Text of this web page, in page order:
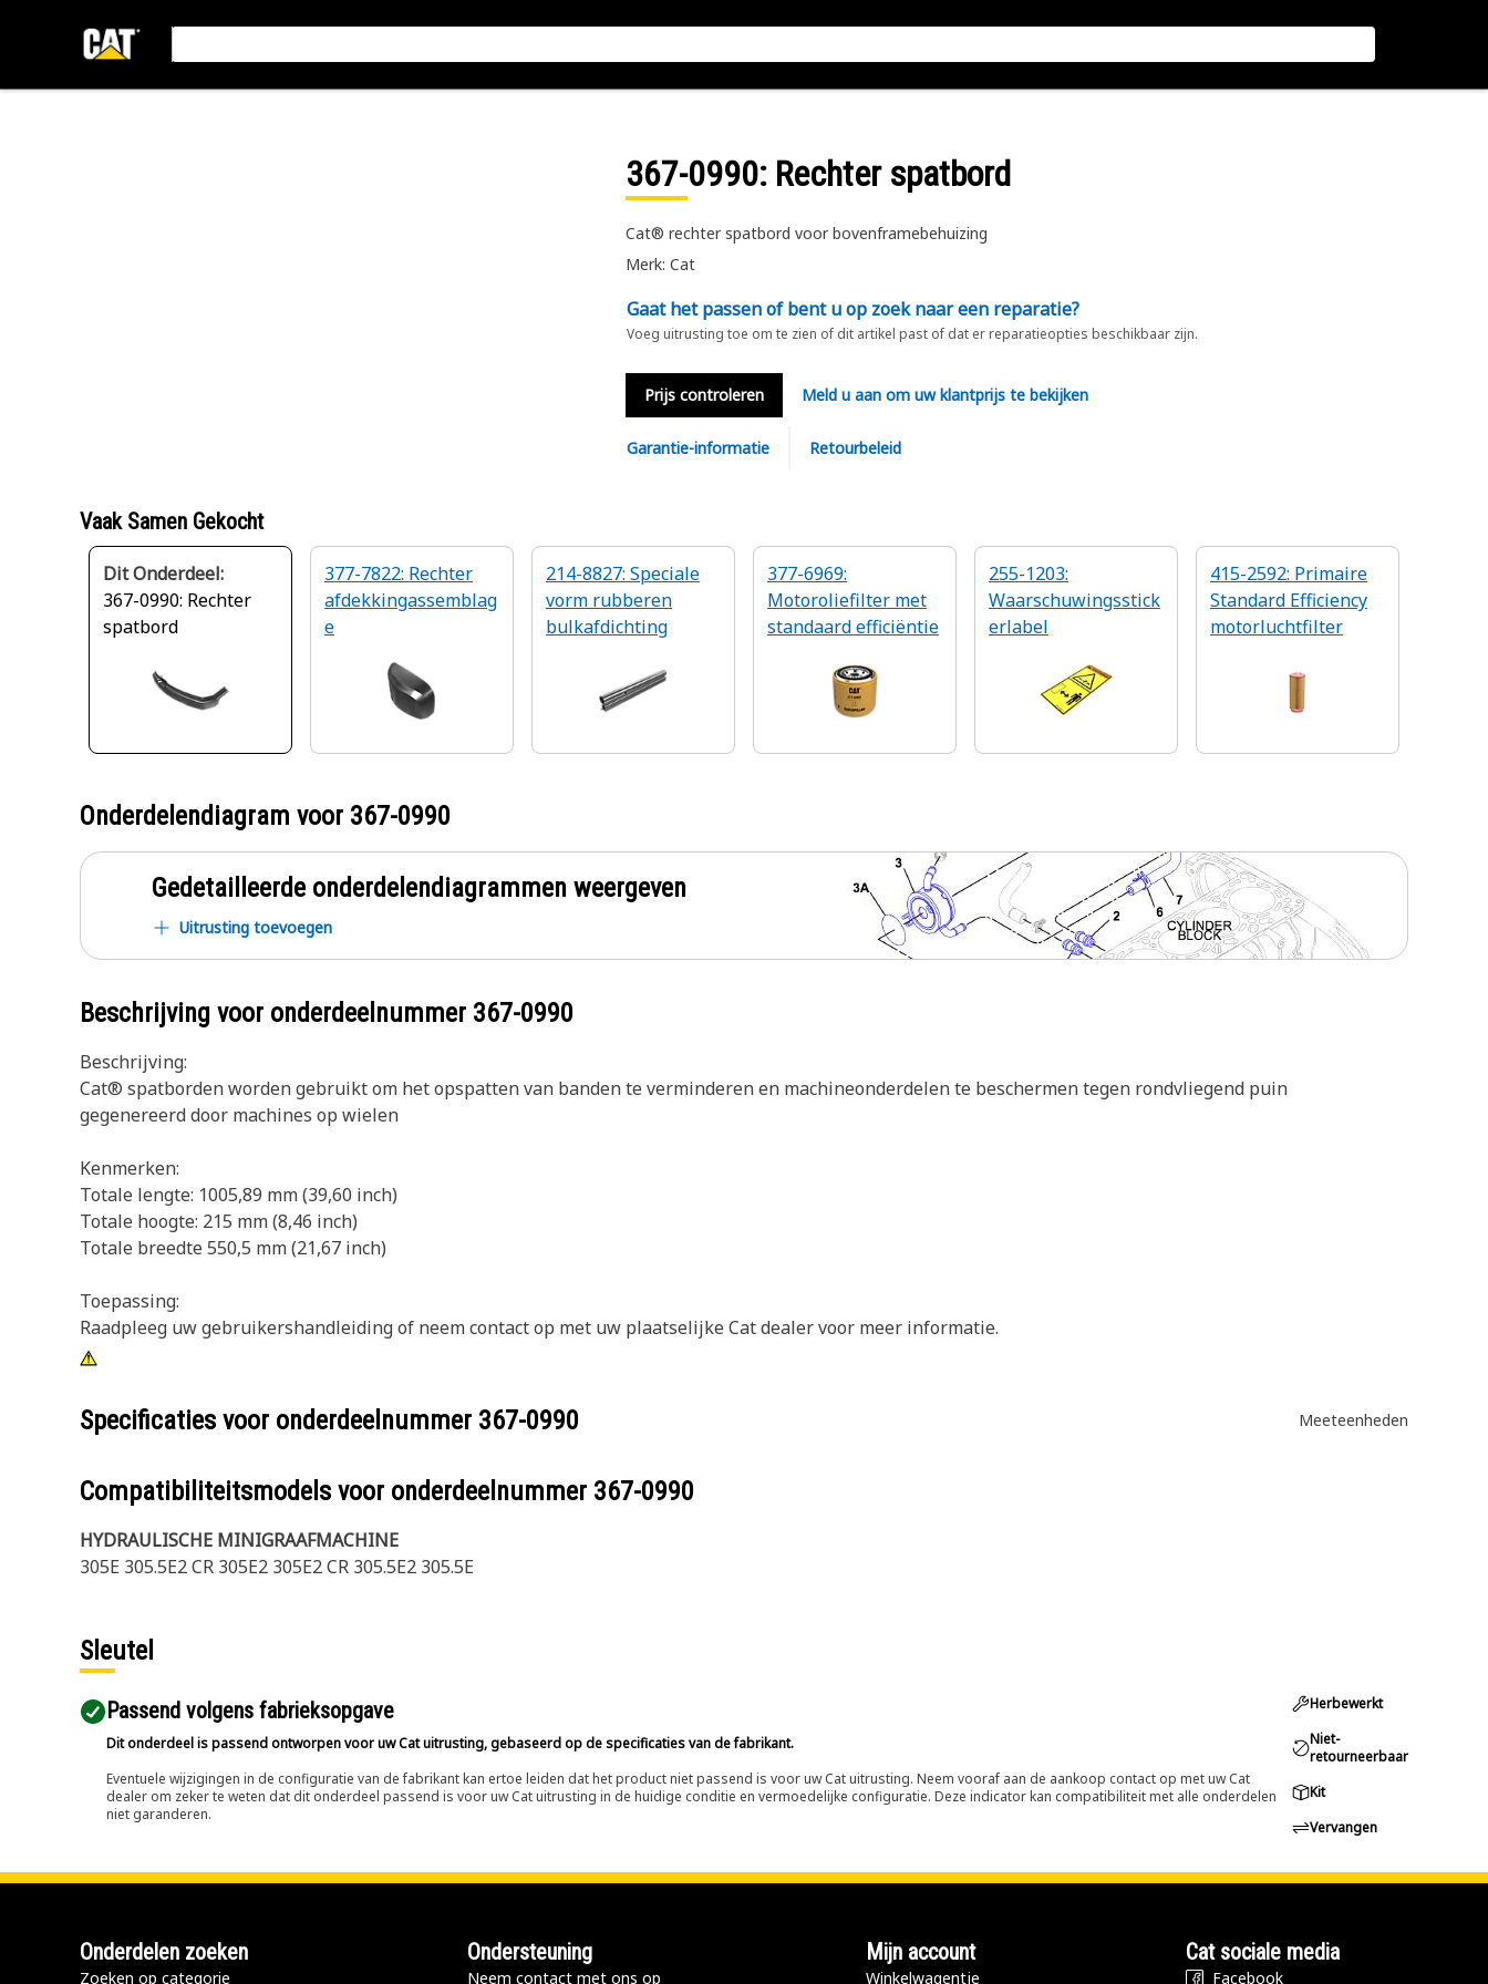
367-0990: Rechter spatbord
Cat® rechter spatbord voor bovenframebehuizing
Merk: Cat
Gaat het passen of bent u op zoek naar een reparatie?
Voeg uitrusting toe om te zien of dit artikel past of dat er reparatieopties beschikbaar zijn.
Prijs controleren Meld u aan om uw klantprijs te bekijken
Garantie-informatie Retourbeleid
Vaak Samen Gekocht
Dit Onderdeel:
367-0990: Rechter
spatbord
377-7822: Rechter
afdekkingassemblag
e
214-8827: Speciale
vorm rubberen
bulkafdichting
377-6969:
Motoroliefilter met
standaard efficiëntie
255-1203:
Waarschuwingsstick
erlabel
415-2592: Primaire
Standard Efficiency
motorluchtfilter
Onderdelendiagram voor 367-0990
Gedetailleerde onderdelendiagrammen weergeven
Uitrusting toevoegen
Beschrijving voor onderdeelnummer 367-0990
Beschrijving:
Cat® spatborden worden gebruikt om het opspatten van banden te verminderen en machineonderdelen te beschermen tegen rondvliegend puin
gegenereerd door machines op wielen
Kenmerken:
Totale lengte: 1005,89 mm (39,60 inch)
Totale hoogte: 215 mm (8,46 inch)
Totale breedte 550,5 mm (21,67 inch)
Toepassing:
Raadpleeg uw gebruikershandleiding of neem contact op met uw plaatselijke Cat dealer voor meer informatie.
Specificaties voor onderdeelnummer 367-0990 Meeteenheden
Compatibiliteitsmodels voor onderdeelnummer 367-0990
HYDRAULISCHE MINIGRAAFMACHINE
305E 305.5E2 CR 305E2 305E2 CR 305.5E2 305.5E
Sleutel
Passend volgens fabrieksopgave
Dit onderdeel is passend ontworpen voor uw Cat uitrusting, gebaseerd op de specificaties van de fabrikant.
Eventuele wijzigingen in de configuratie van de fabrikant kan ertoe leiden dat het product niet passend is voor uw Cat uitrusting. Neem vooraf aan de aankoop contact op met uw Cat
dealer om zeker te weten dat dit onderdeel passend is voor uw Cat uitrusting in de huidige conditie en vermoedelijke configuratie. Deze indicator kan compatibiliteit met alle onderdelen
niet garanderen.
Herbewerkt
Niet-
retourneerbaar
Kit
Vervangen
Onderdelen zoeken
Zoeken op categorie
Ondersteuning
Neem contact met ons op
Mijn account
Winkelwagentje
Cat sociale media
Facebook